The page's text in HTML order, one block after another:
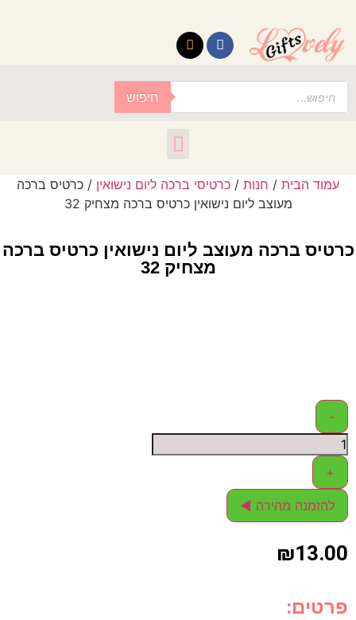
חיפוש
עמוד הבית / חנות / כרטיסי ברכה ליום נישואין / כרטיס ברכה
מעוצב ליום נישואין כרטיס ברכה מצחיק 32
כרטיס ברכה מעוצב ליום נישואין כרטיס ברכה
מצחיק 32
-
+
להזמנה מהירה ◄
₪13.00
פרטים: